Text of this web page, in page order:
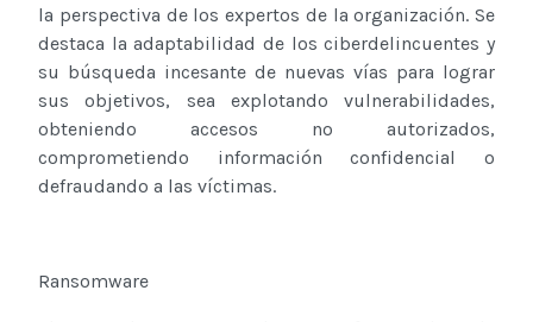
la perspectiva de los expertos de la organización. Se
destaca la adaptabilidad de los ciberdelincuentes y
su búsqueda incesante de nuevas vías para lograr
sus objetivos, sea explotando vulnerabilidades,
obteniendo accesos no autorizados,
comprometiendo información confidencial o
defraudando a las víctimas.
Ransomware